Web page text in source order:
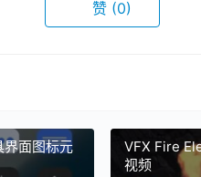
赞 (0)
面图标元
VFX Fire
视频